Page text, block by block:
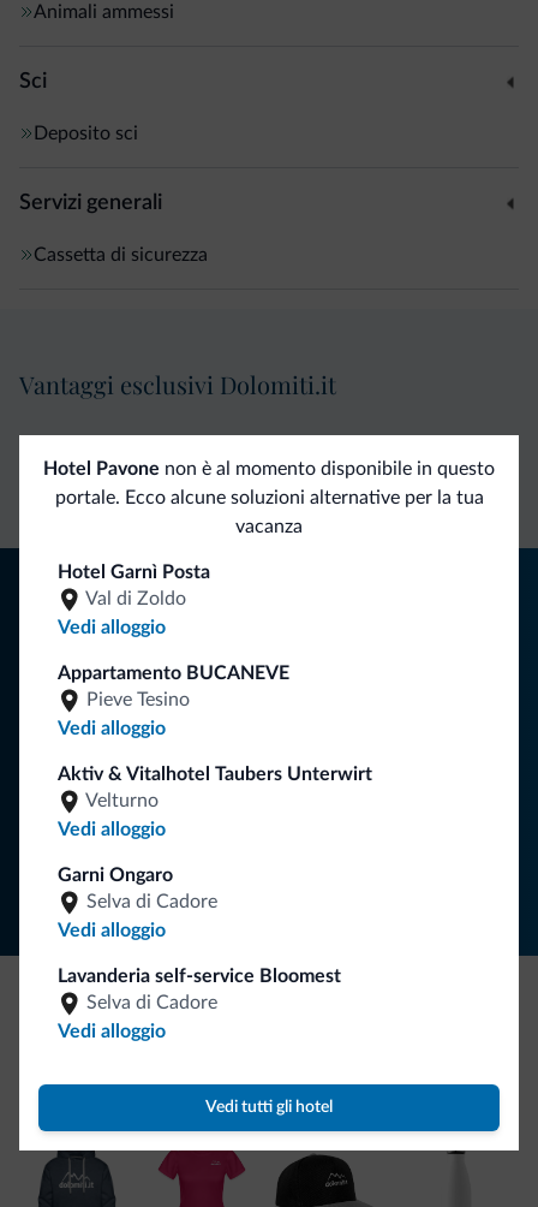
Animali ammessi
Sci
Deposito sci
Servizi generali
Cassetta di sicurezza
Hotel Pavone non è al momento disponibile in questo
portale. Ecco alcune soluzioni alternative per la tua
vacanza
Hotel Garnì Posta
Val di Zoldo
Vedi alloggio
Appartamento BUCANEVE
Pieve Tesino
Vedi alloggio
Aktiv & Vitalhotel Taubers Unterwirt
Velturno
Vedi alloggio
Garni Ongaro
Selva di Cadore
Vedi alloggio
Lavanderia self-service Bloomest
Selva di Cadore
Vedi alloggio
Vedi tutti gli hotel
Vantaggi esclusivi Dolomiti.it
vantaggiose
vincolanti
Consigli dalle Dolomiti
Riceverai informazioni, offerte esclusive e news per la tua
vacanza nelle Dolomiti.
ISCRIVITI ALLA NEWSLETTER
Be Original, scopri la nuova collezione
Dolomiti.it!